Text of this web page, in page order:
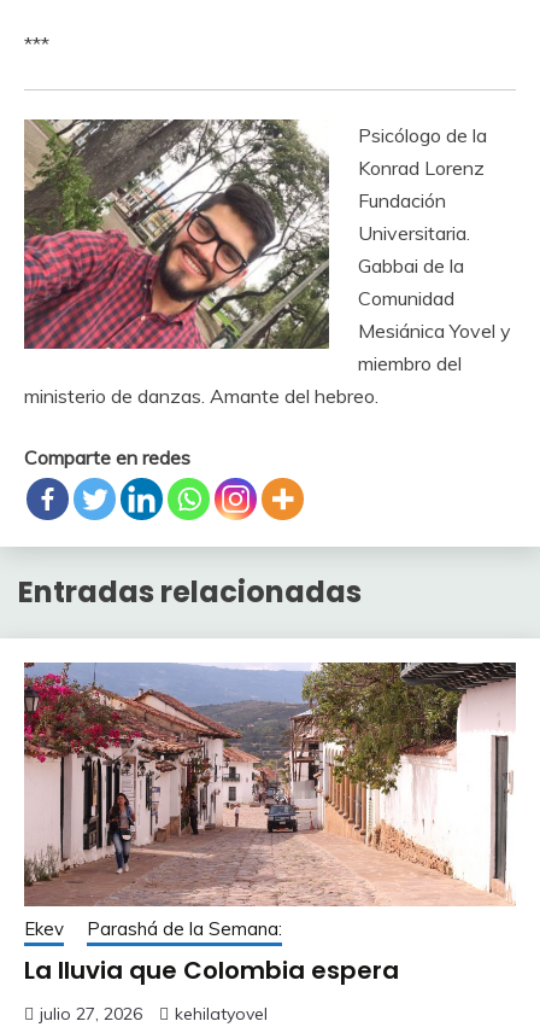
***
Psicólogo de la
Konrad Lorenz
Fundación
Universitaria.
Gabbai de la
Comunidad
Mesiánica Yovel y
miembro del
ministerio de danzas. Amante del hebreo.
Comparte en redes
Entradas relacionadas
Ekev Parashá de la Semana:
La lluvia que Colombia espera
julio 27, 2026 kehilatyovel